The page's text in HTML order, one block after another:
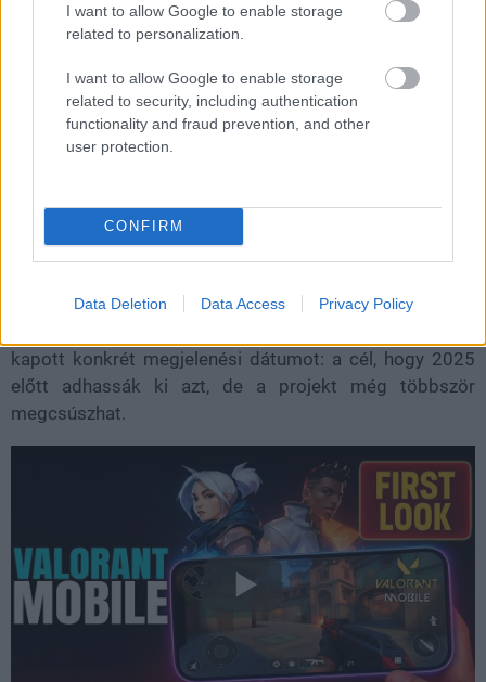
I want to allow Google to enable storage
related to personalization.
I want to allow Google to enable storage
related to security, including authentication
functionality and fraud prevention, and other
user protection.
CONFIRM
Data Deletion Data Access Privacy Policy
"Jó látni az izgalmakat a CN béta körül, de csak
hogy tisztázzuk a dolgokat: ha lesz globális verzió,
akkor azt a hivatalos VAL csatornákról fogjátok
megtudni. Ne hagyjátok magatokat átverni."
senki más nem nyilatkozott az üggyel kapcsolatban, de
az egész talán egy kicsit korai is lenne. Ha készül majd
Mobile verzió, az valószínűleg csak a kínai megjelenés
kapott konkrét megjelenési dátumot: a cél, hogy 2025
előtt adhassák ki azt, de a projekt még többször
megcsúszhat.